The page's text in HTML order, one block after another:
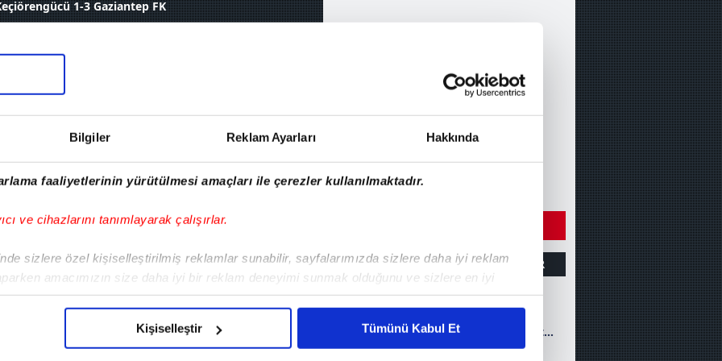
Bilgiler Reklam Ayarları Hakkında
faaliyetlerinin yürütülmesi amaçları ile çerezler kullanılmaktadır.
ve cihazlarını tanımlayarak çalışırlar.
sizlere özel kişiselleştirilmiş reklamlar sunabilir, sayfalarımızda sizlere daha iyi reklam
amacımızın size daha iyi bir reklam deneyimi sunmak olduğunu ve sizlere en iyi
gelen çabayı gösterdiğimizi ve bu noktada, reklamların maliyetlerimizi karşılamak
Kişiselleştir Tümünü Kabul Et
1-3 Gaziantep FK
İnşaat
1-3
ÖZET GOLLER DİĞER
Gökdemir İnşaat
Ankara